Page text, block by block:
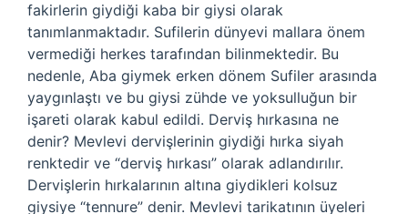
fakirlerin giydiği kaba bir giysi olarak
tanımlanmaktadır. Sufilerin dünyevi mallara önem
vermediği herkes tarafından bilinmektedir. Bu
nedenle, Aba giymek erken dönem Sufiler arasında
yaygınlaştı ve bu giysi zühde ve yoksulluğun bir
işareti olarak kabul edildi. Derviş hırkasına ne
denir? Mevlevi dervişlerinin giydiği hırka siyah
renktedir ve “derviş hırkası” olarak adlandırılır.
Dervişlerin hırkalarının altına giydikleri kolsuz
giysiye “tennure” denir. Mevlevi tarikatının üyeleri